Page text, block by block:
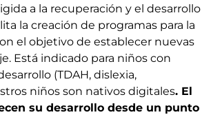
a la recuperación y el desarrollo
la creación de programas para la
el objetivo de establecer nuevas
Está indicado para niños con
(TDAH, dislexia,
niños son nativos digitales. El
su desarrollo desde un punto